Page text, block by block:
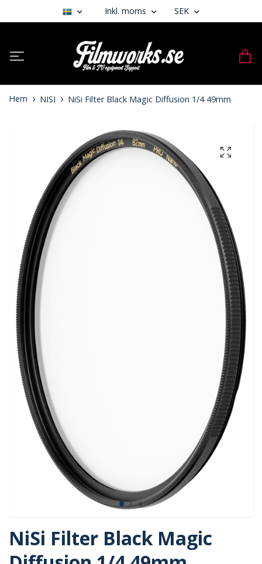
Inkl. moms SEK
Hem NISI NiSi Filter Black Magic Diffusion 1/4 49mm
NiSi Filter Black Magic